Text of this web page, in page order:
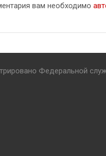
вам необходимо
Федеральной